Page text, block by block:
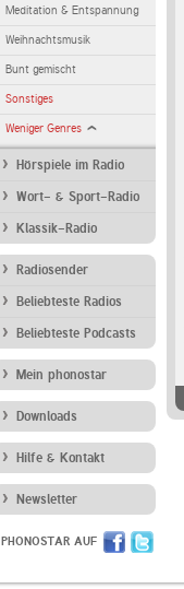
Meditation & Entspannung
Weihnachtsmusik
Bunt gemischt
Sonstiges
Weniger Genres
Hörspiele im Radio
Wort- & Sport-Radio
Klassik-Radio
Radiosender
Beliebteste Radios
Beliebteste Podcasts
Mein phonostar
Downloads
Hilfe & Kontakt
Newsletter
PHONOSTAR AUF